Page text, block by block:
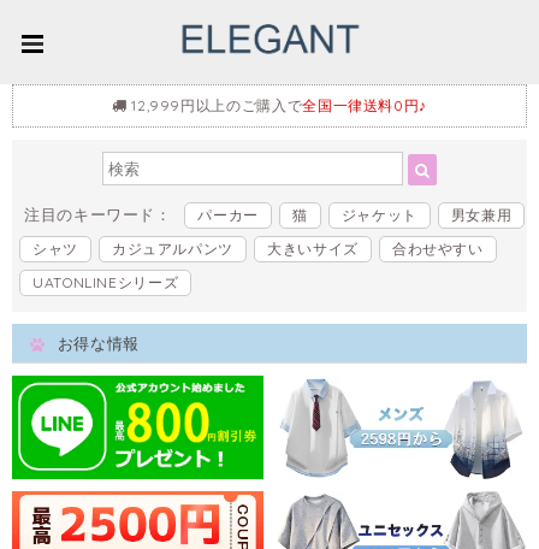
12,999円以上のご購入で全国一律送料0円♪
注目のキーワード： パーカー 猫 ジャケット
男女兼用
シャツ
カジュアルパンツ 大きいサイズ
合わせやすい
UATONLINEシリーズ
お得な情報